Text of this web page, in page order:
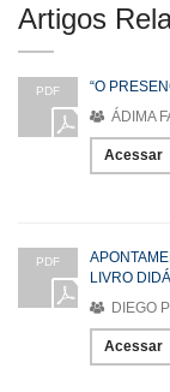
Artigos
PDF
“O
ÁDIMA
Acessar
PDF
LIVRO
DIEGO
Acessar